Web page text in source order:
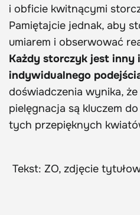
i obficie kwitnącymi
Pamiętajcie jednak, aby
umiarem i obserwować
Każdy storczyk jest inny
indywidualnego
doświadczenia wynika,
pielęgnacja są kluczem
tych przepięknych
Tekst: ZO, zdjęcie